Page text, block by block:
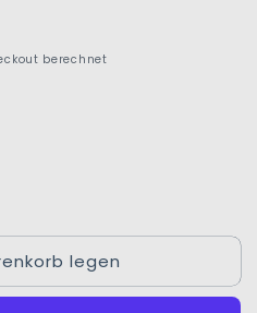
berechnet
legen